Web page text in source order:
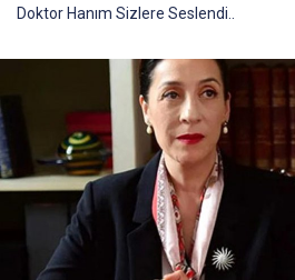
Doktor Hanım Sizlere Seslendi..